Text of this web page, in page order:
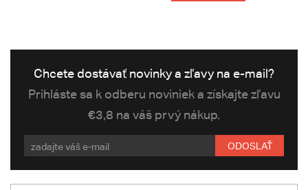
Chcete dostávať novinky a zľavy na e-mail?
Prihláste sa k odberu noviniek a získajte zľavu
€3,8 na váš prvý nákup.
ODOSLAŤ